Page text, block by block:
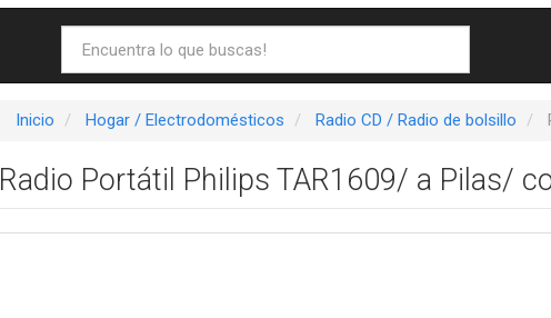
Inicio Hogar / Electrodomésticos Radio CD / Radio de bolsillo
Radio Portátil Philips TAR1609/ a Pilas/